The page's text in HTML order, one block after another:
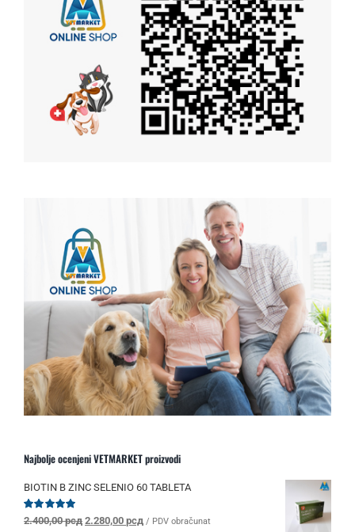
Najbolje ocenjeni VETMARKET proizvodi
BIOTIN B ZINC SELENIO 60 TABLETA
Ocenjeno
od 5
2.400,00рсд Originalna
2.280,00 рсд Trenutna
/ PDV obračunat